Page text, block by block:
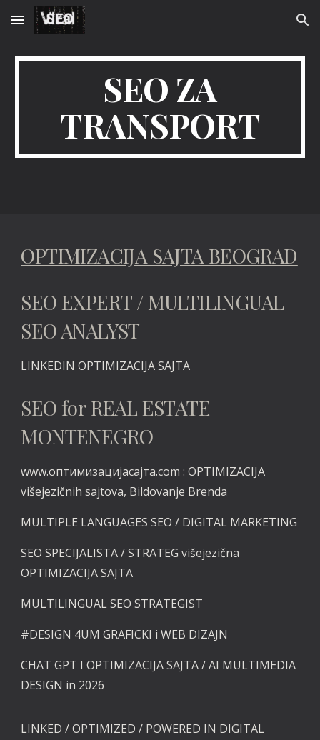
Skip to main content Skip to navigation
SEO ZA
TRANSPORT
OPTIMIZACIJA SAJTA BEOGRAD
SEO EXPERT / MULTILINGUAL
SEO ANALYST
LINKEDINOPTIMIZACIJA SAJTA
SEO for REAL ESTATE
MONTENEGRO
www.оптимизацијасајта.com :OPTIMIZACIJA
višejezičnih sajtova, Bildovanje Brenda
MULTIPLE LANGUAGES SEO / DIGITAL MARKETING
SEO SPECIJALISTA / STRATEG višejezična
OPTIMIZACIJA SAJTA
MULTILINGUAL SEO STRATEGIST
#DESIGN 4UM GRAFICKI iWEB DIZAJN
CHAT GPT I OPTIMIZACIJA SAJTA / AI MULTIMEDIA
DESIGN in 2026
LINKED / OPTIMIZED / POWERED IN DIGITAL